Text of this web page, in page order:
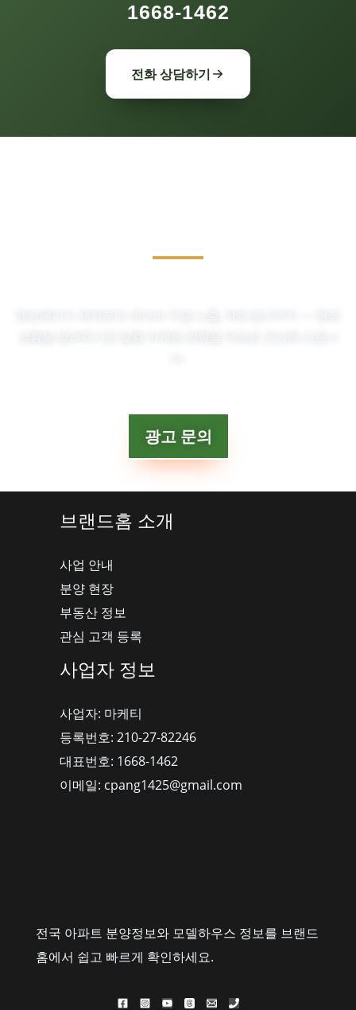
1668-1462
전화 상담하기
광고 문의
브랜드홈 소개
사업 안내
분양 현장
부동산 정보
관심 고객 등록
사업자 정보
사업자: 마케티
등록번호: 210-27-82246
대표번호: 1668-1462
이메일: cpang1425@gmail.com
전국 아파트 분양정보와 모델하우스 정보를 브랜드
홈에서 쉽고 빠르게 확인하세요.